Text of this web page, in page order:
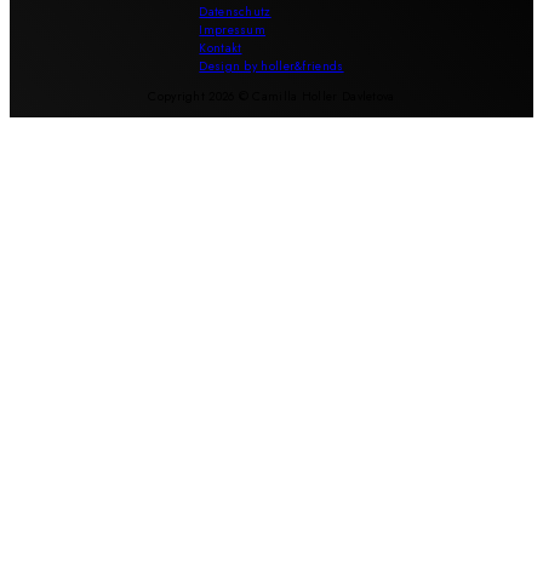
Datenschutz
Impressum
Kontakt
Design by holler&friends